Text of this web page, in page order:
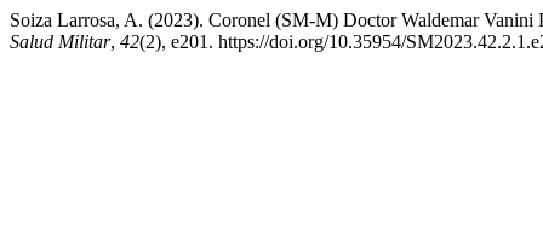
Soiza Larrosa, A. (2023). Coronel (SM-M) Doctor Waldemar
Salud Militar, 42(2), e201. https://doi.org/10.35954/